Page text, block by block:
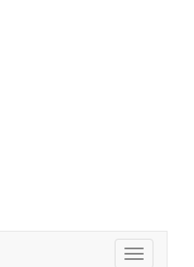
Toggle